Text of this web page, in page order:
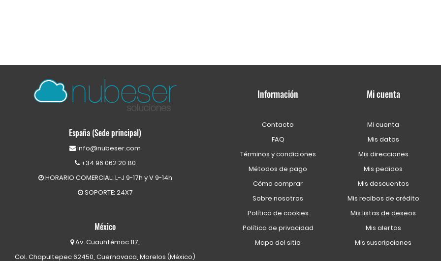
España (Sede principal)
info@nubeser.com
+34 96 062 20 80
HORARIO COMERCIAL: L-J 9-17h y V 9-14h
SOPORTE: 24X7
México
Av. Cuauhtémoc 117,
Col. Chapultepec 62450, Cuernavaca, Morelos (México)
Información
Contacto
FAQ
Términos y condiciones
Métodos de pago
Cómo comprar
Sobre nosotros
Política de cookies
Política de privacidad
Mapa del sitio
Mi cuenta
Mi cuenta
Mis datos
Mis direcciones
Mis pedidos
Mis descuentos
Mis recibos de crédito
Mis listas de deseos
Mis alertas
Mis suscripciones